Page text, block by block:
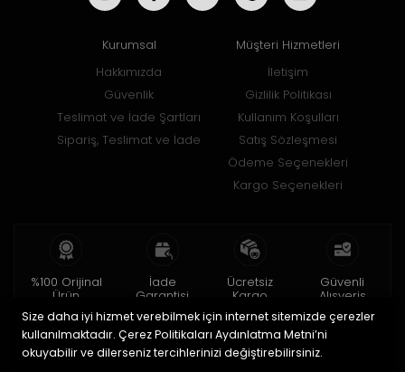
Kurumsal
Hakkımızda
Güvenlik
Teslimat ve İade Şartları
Sipariş, Teslimat ve İade
Müşteri Hizmetleri
İletişim
Gizlilik Politikası
Kullanım Koşulları
Satış Sözleşmesi
Ödeme Seçenekleri
Kargo Seçenekleri
%100 Orijinal
Ürün
2 yıl garanti
İade
Garantisi
15 gün içinde
iade
Ücretsiz
Kargo
150 TL ve üzeri
Güvenli
Alışveriş
256bit SSL ile
Size daha iyi hizmet verebilmek için internet sitemizde çerezler
kullanılmaktadır. Çerez Politikaları Aydınlatma Metni’ni
okuyabilir ve dilerseniz tercihlerinizi değiştirebilirsiniz.